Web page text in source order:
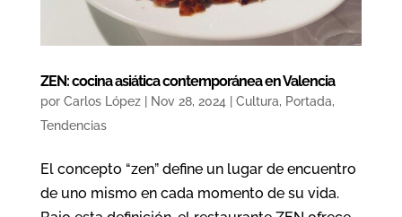
ZEN: cocina asiática contemporánea en Valencia
por Carlos López| Nov 28, 2024 Cultura, Portada,
Tendencias
El concepto “zen” define un lugar de encuentro
de uno mismo en cada momento de su vida.